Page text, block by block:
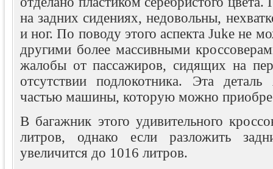
на задних сидениях, недовольны,
и ног. По поводу этого аспекта Juke не
другими более массивными
жалобы от пассажиров, сидящих на
отсутствии подлокотника. Эта деталь
частью машины, которую можно
В багажник этого удивительного
литров, однако если разложить
увеличится до 1016 литров.